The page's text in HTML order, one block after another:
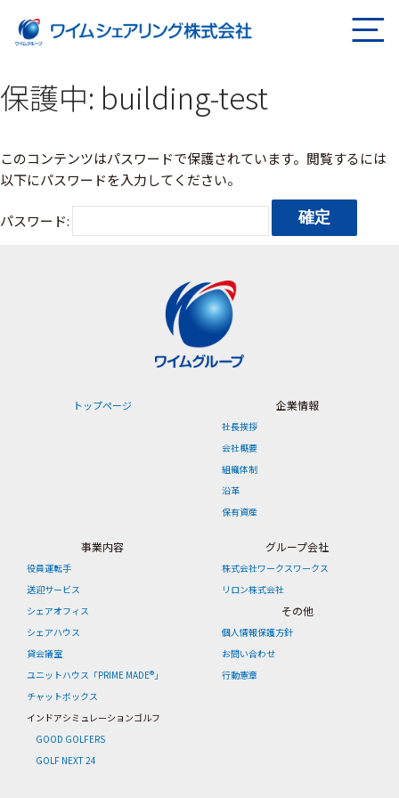
保護中: building-test
このコンテンツはパスワードで保護されています。閲覧するには
以下にパスワードを入力してください。
パスワード:
トップページ 企業情報
社長挨拶
会社概要
組織体制
沿革
保有資産
事業内容
役員運転手
送迎サービス
シェアオフィス
シェアハウス
貸会議室
ユニットハウス「PRIME MADE®」
チャットボックス
インドアシミュレーションゴルフ
GOOD GOLFERS
GOLF NEXT 24
グループ会社
株式会社ワークスワークス
リロン株式会社
その他
個人情報保護方針
お問い合わせ
行動憲章